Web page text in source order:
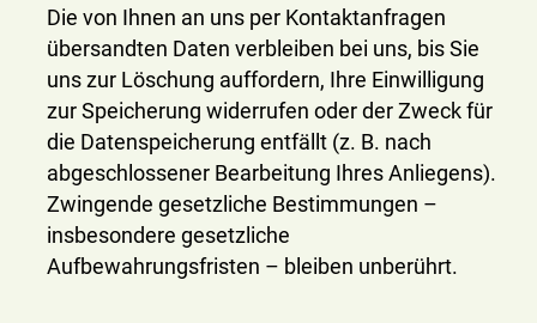
Die von Ihnen an uns per Kontaktanfragen
übersandten Daten verbleiben bei uns, bis Sie
uns zur Löschung auffordern, Ihre Einwilligung
zur Speicherung widerrufen oder der Zweck für
die Datenspeicherung entfällt (z. B. nach
abgeschlossener Bearbeitung Ihres Anliegens).
Zwingende gesetzliche Bestimmungen –
insbesondere gesetzliche
Aufbewahrungsfristen – bleiben unberührt.